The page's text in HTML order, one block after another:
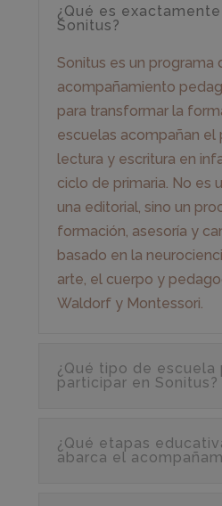
¿Qué es exactamente
Sonitus?
Sonitus es un programa
acompañamiento
para transformar la
escuelas acompañan el
lectura y escritura en
ciclo de primaria. No es
una editorial, sino un
formación, asesoría y
basado en la
arte, el cuerpo y
Waldorf y Montessori.
¿Qué tipo de escuela
participar en Sonitus?
¿Qué etapas
abarca el